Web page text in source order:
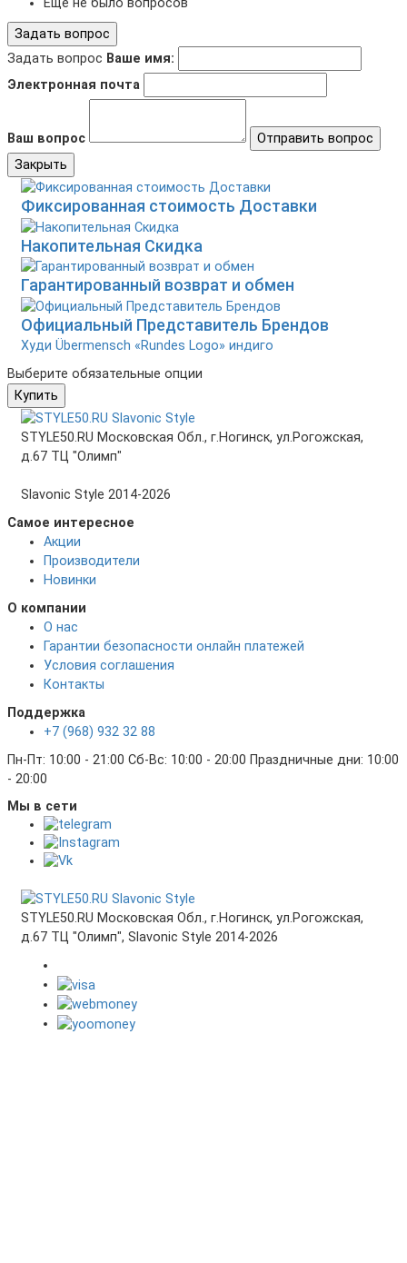
Еще не было вопросов
Задать вопрос
Задать вопрос Ваше имя:
Электронная почта
Ваш вопрос
Отправить вопрос
Закрыть
Фиксированная стоимость Доставки
Накопительная Скидка
Гарантированный возврат и обмен
Официальный Представитель Брендов
Худи Übermensch «Rundes Logo» индиго
Выберите обязательные опции
Купить
STYLE50.RU Московская Обл., г.Ногинск, ул.Рогожская,
д.67 ТЦ "Олимп"
Slavonic Style 2014-2026
Самое интересное
Акции
Производители
Новинки
О компании
О нас
Гарантии безопасности онлайн платежей
Условия соглашения
Контакты
Поддержка
+7 (968) 932 32 88
Пн-Пт: 10:00 - 21:00 Сб-Вс: 10:00 - 20:00 Праздничные дни: 10:00
- 20:00
Мы в сети
STYLE50.RU Московская Обл., г.Ногинск, ул.Рогожская,
д.67 ТЦ "Олимп", Slavonic Style 2014-2026